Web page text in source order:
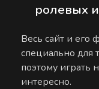
ролевых
Весь сайт и его
специально для
поэтому играть
интересно.